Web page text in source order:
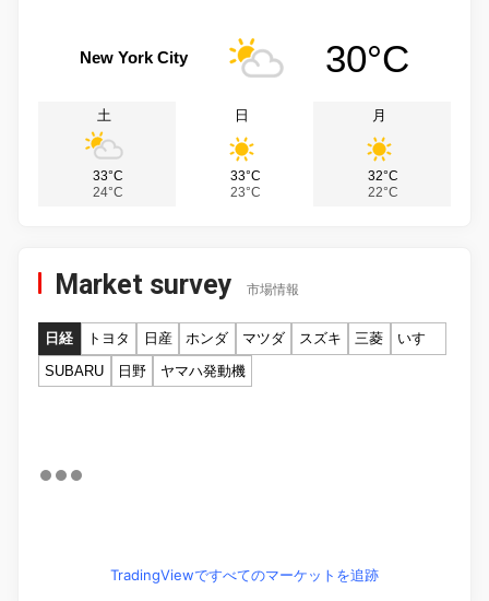
New York City 30°C
土
33°C
24°C
日
33°C
23°C
月
32°C
22°C
Market survey 市場情報
日経 トヨタ 日産 ホンダ マツダ スズキ 三菱
いすゞ
SUBARU
日野 ヤマハ発動機
TradingViewですべてのマーケットを追跡